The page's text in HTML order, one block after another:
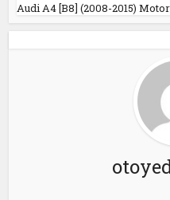
Audi A4 [B8] (2008-2015)